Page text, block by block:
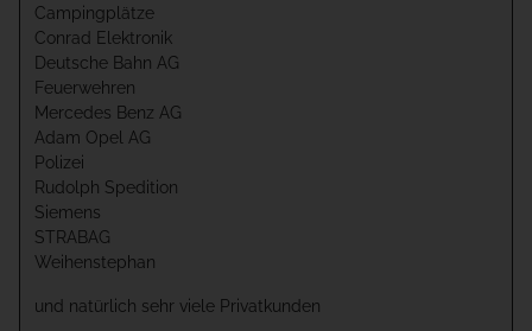
Campingplätze
Conrad Elektronik
Deutsche Bahn AG
Feuerwehren
Mercedes Benz AG
Adam Opel AG
Polizei
Rudolph Spedition
Siemens
STRABAG
Weihenstephan
und natürlich sehr viele Privatkunden